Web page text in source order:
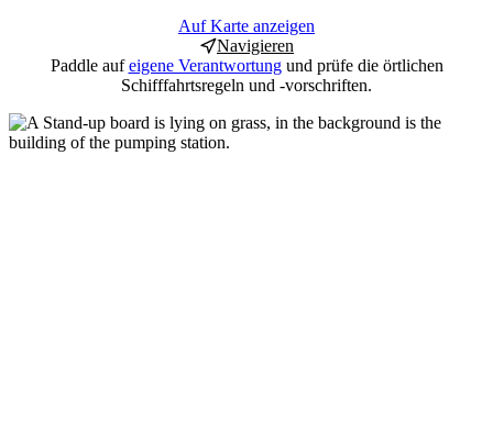
Auf Karte anzeigen
Navigieren
Paddle aufeigene Verantwortungund prüfe die örtlichen
Schifffahrtsregeln und -vorschriften.